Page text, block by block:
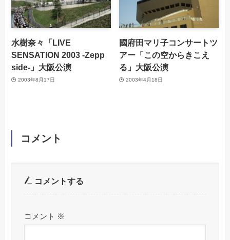
水樹奈々「LIVE
SENSATION 2003 -Zepp
side-」大阪公演
2003年8月17日
國府田マリ子コンサートツ
アー「この空からきこえ
る」大阪公演
2003年4月18日
コメント
コメントする
コメント ※